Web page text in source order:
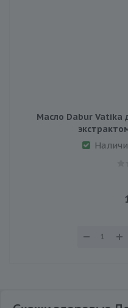
Масло Dabur Vatika